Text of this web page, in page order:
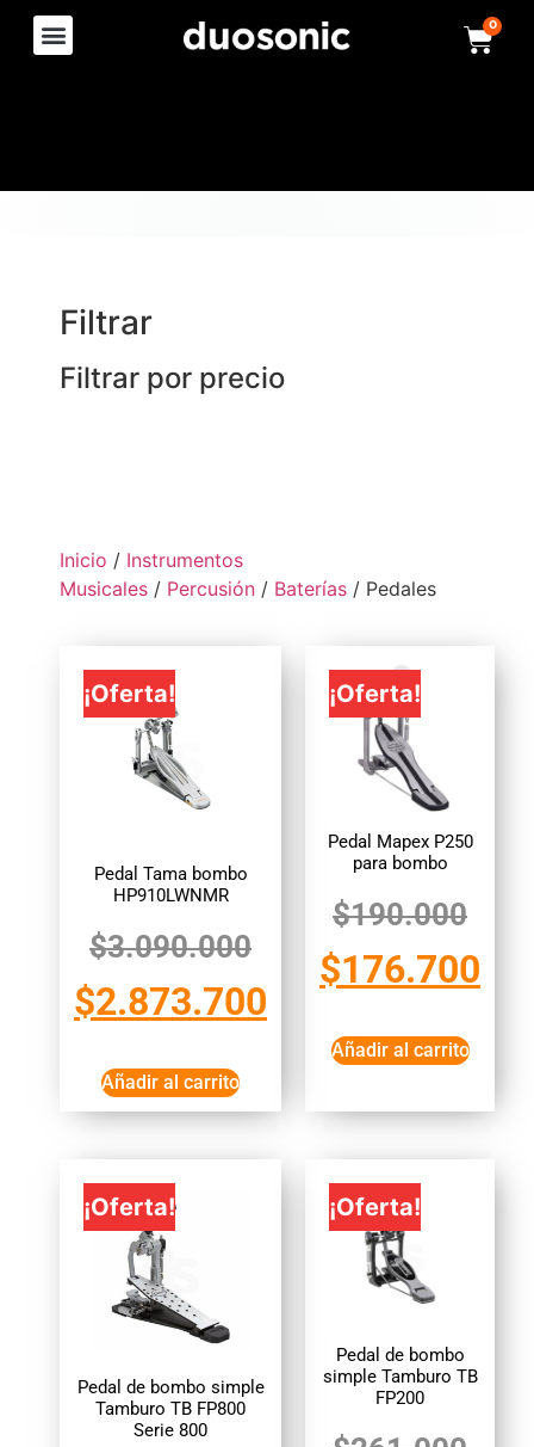
0
Filtrar
Filtrar por precio
Inicio / Instrumentos
Musicales / Percusión / Baterías / Pedales
¡Oferta!
Pedal Tama bombo
HP910LWNMR
$3.090.000
$2.873.700
Añadir al carrito
¡Oferta!
Pedal Mapex P250
para bombo
$190.000
$176.700
Añadir al carrito
¡Oferta!
Pedal de bombo simple
Tamburo TB FP800
Serie 800
¡Oferta!
Pedal de bombo
simple Tamburo TB
FP200